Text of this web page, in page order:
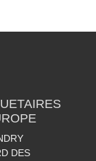
DES